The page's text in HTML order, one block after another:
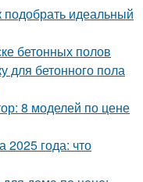
идеальный
бетонных полов
для бетонного пола
8 моделей по цене
2025 года: что